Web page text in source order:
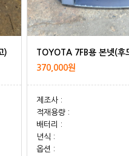
)
TOYOTA 7FB용 본넷(
370,000원
제조사 :
적재용량 :
배터리 :
년식 :
옵션 :